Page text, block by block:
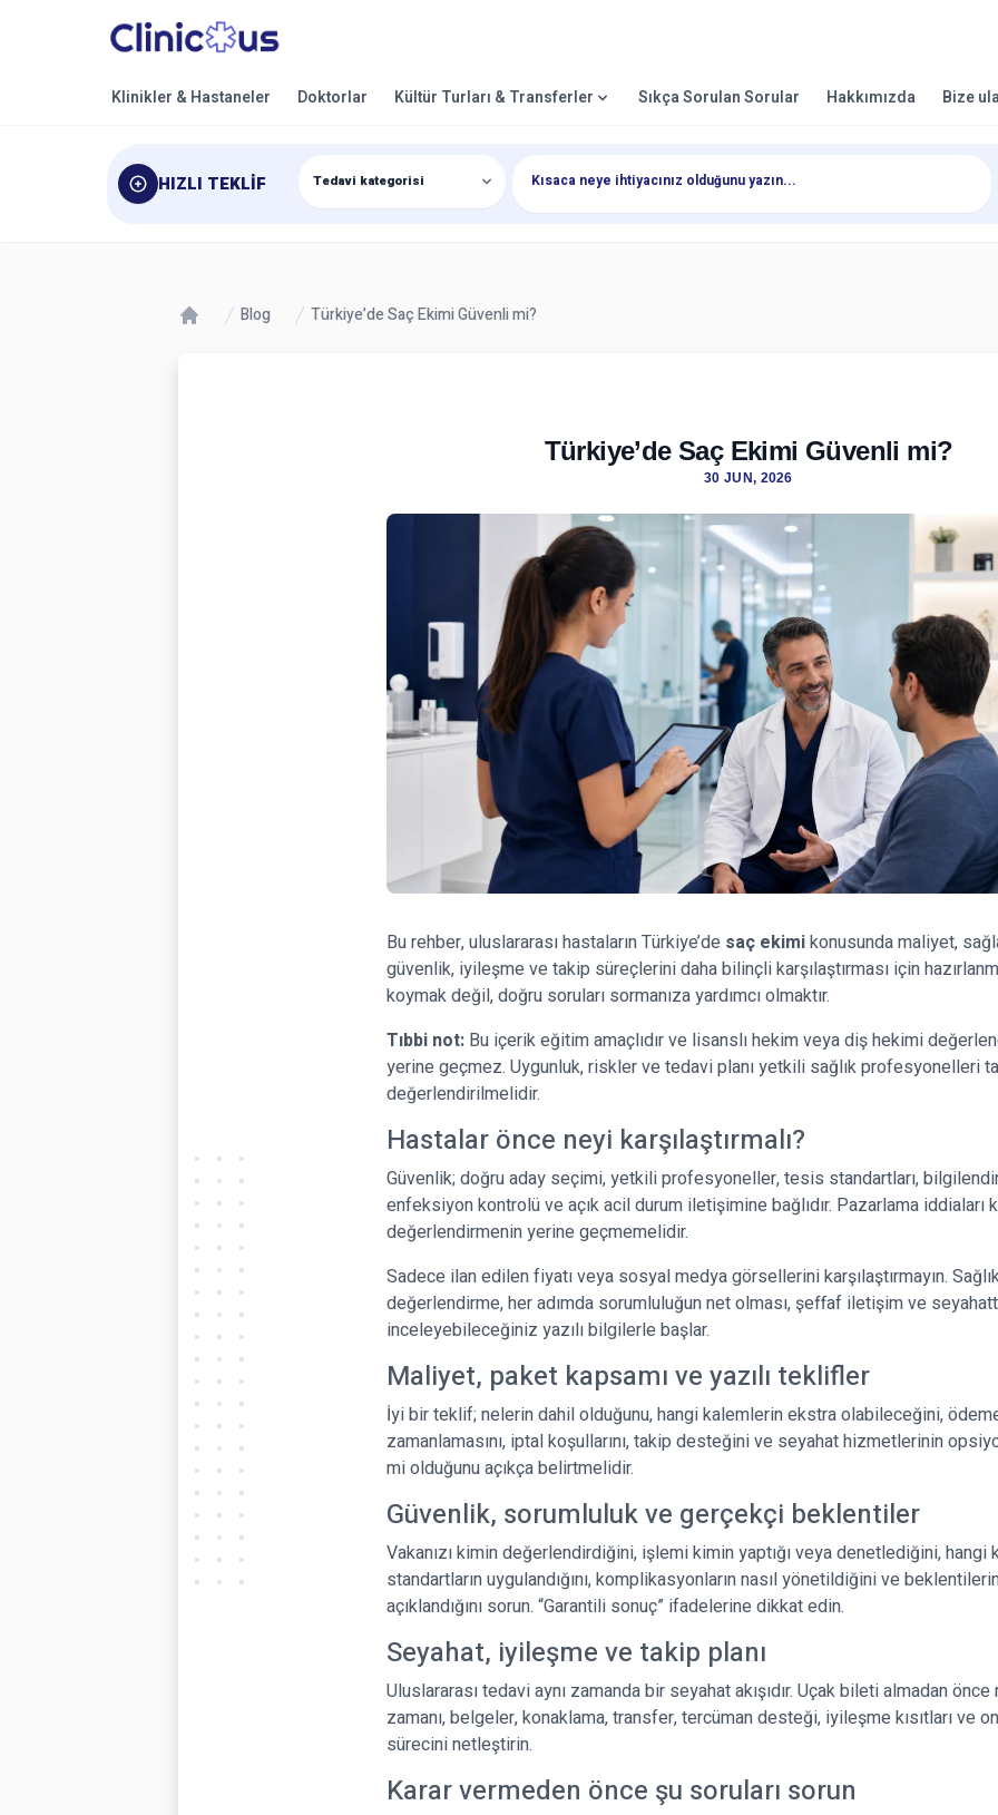
Klinikler & Hastaneler Doktorlar Kültür Turları & Transferler Sıkça Sorulan Sorular Hakkımızda Bize
HIZLI TEKLIF
Blog Türkiye’de Saç Ekimi Güvenli mi?
Türkiye’de Saç Ekimi Güvenli mi?
30 JUN, 2026
Bu rehber, uluslararası hastaların Türkiye’de saç ekimikonusunda maliyet,
güvenlik, iyileşme ve takip süreçlerini daha bilinçli karşılaştırması için
koymak değil, doğru soruları sormanıza yardımcı olmaktır.
Tıbbi not: Bu içerik eğitim amaçlıdır ve lisanslı hekim veya diş hekimi
yerine geçmez. Uygunluk, riskler ve tedavi planı yetkili sağlık profesyonelleri
değerlendirilmelidir.
Hastalar önce neyi karşılaştırmalı?
Güvenlik; doğru aday seçimi, yetkili profesyoneller, tesis standartları,
enfeksiyon kontrolü ve açık acil durum iletişimine bağlıdır. Pazarlama iddiaları
değerlendirmenin yerine geçmemelidir.
Sadece ilan edilen fiyatı veya sosyal medya görsellerini karşılaştırmayın.
değerlendirme, her adımda sorumluluğun net olması, şeffaf iletişim ve
inceleyebileceğiniz yazılı bilgilerle başlar.
Maliyet, paket kapsamı ve yazılı teklifler
İyi bir teklif; nelerin dahil olduğunu, hangi kalemlerin ekstra olabileceğini,
zamanlamasını, iptal koşullarını, takip desteğini ve seyahat hizmetlerinin
mi olduğunu açıkça belirtmelidir.
Güvenlik, sorumluluk ve gerçekçi beklentiler
Vakanızı kimin değerlendirdiğini, işlemi kimin yaptığı veya denetlediğini, hangi
standartların uygulandığını, komplikasyonların nasıl yönetildiğini ve
açıklandığını sorun. “Garantili sonuç” ifadelerine dikkat edin.
Seyahat, iyileşme ve takip planı
Uluslararası tedavi aynı zamanda bir seyahat akışıdır. Uçak bileti almadan önce
zamanı, belgeler, konaklama, transfer, tercüman desteği, iyileşme kısıtları ve
sürecini netleştirin.
Karar vermeden önce şu soruları sorun